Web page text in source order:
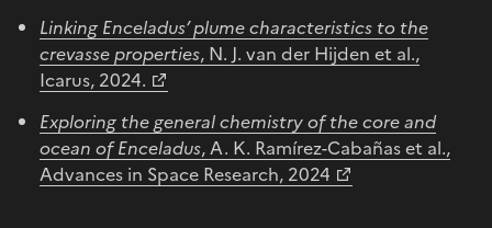
Linking Enceladus’ plume characteristics to the
crevasse properties, N. J. van der Hijden et al.,
Icarus, 2024.
Exploring the general chemistry of the core and
ocean of Enceladus, A. K. Ramírez-Cabañas et al.,
Advances in Space Research, 2024